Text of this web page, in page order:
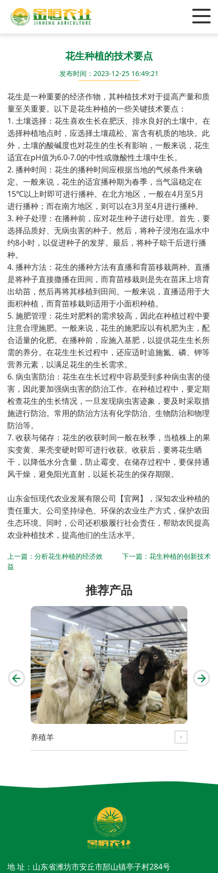
花生种植的技术要点
发布时间：2023-12-25 16:49:21
花生是一种重要的经济作物，其种植技术对于提高产量和质
量至关重要。以下是花生种植的一些关键技术要点：
1. 土壤选择：花生喜欢生长在肥沃、排水良好的土壤中。在
选择种植地点时，应选择土壤疏松、富含有机质的地块。此
外，土壤的酸碱度也对花生的生长有影响，一般来说，花生
适宜在pH值为6.0-7.0的中性或微酸性土壤中生长。
2. 播种时间：花生的播种时间应根据当地的气候条件来确
定。一般来说，花生的适宜播种期为春季，当气温稳定在
15℃以上时即可进行播种。在北方地区，一般在4月至5月
进行播种；而在南方地区，则可以在3月至4月进行播种。
3. 种子处理：在播种前，应对花生种子进行处理。首先，要
选择品质好、无病虫害的种子。然后，将种子浸泡在温水中
约8小时，以促进种子的发芽。最后，将种子晾干后进行播
种。
4. 播种方法：花生的播种方法有直播和育苗移栽两种。直播
是将种子直接撒播在田间，而育苗移栽则是先在苗床上培育
出幼苗，然后再将其移植到田间。一般来说，直播适用于大
面积种植，而育苗移栽则适用于小面积种植。
5. 施肥管理：花生对肥料的需求较高，因此在种植过程中要
注意合理施肥。一般来说，花生的施肥应以有机肥为主，配
合适量的化肥。在播种前，应施入基肥，以提供花生生长所
需的养分。在花生生长过程中，还应适时追施氮、磷、钾等
营养元素，以满足花生的生长需求。
6. 病虫害防治：花生在生长过程中容易受到多种病虫害的侵
害，因此要加强病虫害的防治工作。在种植过程中，要定期
检查花生的生长情况，一旦发现病虫害迹象，要及时采取措
施进行防治。常用的防治方法有化学防治、生物防治和物理
防治等。
7. 收获与储存：花生的收获时间一般在秋季，当植株上的果
实变黄、果壳变硬时即可进行收获。收获后，要将花生晒
干，以降低水分含量，防止霉变。在储存过程中，要保持通
风干燥，避免阳光直射，以延长花生的保存期限。
山东金恒现代农业发展有限公司【官网】
，深知农业种植的
责任重大。公司坚持绿色、环保的农业生产方式，保护农田
生态环境。同时，公司还积极履行社会责任，帮助农民提高
农业种植技术，提高他们的生活水平。
上一篇： 分析花生种植的经济效
益
下一篇： 花生种植的创新技术
推荐产品
养殖羊
地 址：山东省潍坊市安丘市郚山镇亭子村284号